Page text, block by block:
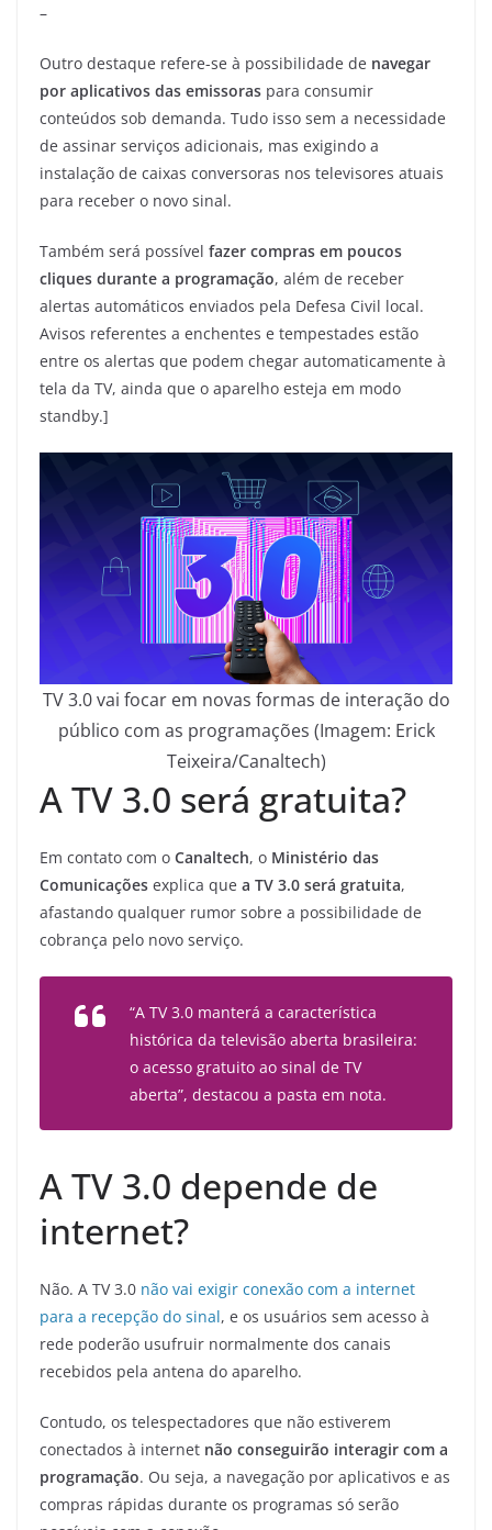
–
Outro destaque refere-se à possibilidade de navegar
por aplicativos das emissoras para consumir
conteúdos sob demanda. Tudo isso sem a necessidade
de assinar serviços adicionais, mas exigindo a
instalação de caixas conversoras nos televisores atuais
para receber o novo sinal.
Também será possível fazer compras em poucos
cliques durante a programação, além de receber
alertas automáticos enviados pela Defesa Civil local.
Avisos referentes a enchentes e tempestades estão
entre os alertas que podem chegar automaticamente à
tela da TV, ainda que o aparelho esteja em modo
standby.]
TV 3.0 vai focar em novas formas de interação do
público com as programações (Imagem: Erick
Teixeira/Canaltech)
A TV 3.0 será gratuita?
Em contato com o Canaltech, o Ministério das
Comunicações explica que a TV 3.0 será gratuita,
afastando qualquer rumor sobre a possibilidade de
cobrança pelo novo serviço.
“A TV 3.0 manterá a característica
histórica da televisão aberta brasileira:
o acesso gratuito ao sinal de TV
aberta”, destacou a pasta em nota.
A TV 3.0 depende de
internet?
Não. A TV 3.0 não vai exigir conexão com a internet
para a recepção do sinal, e os usuários sem acesso à
rede poderão usufruir normalmente dos canais
recebidos pela antena do aparelho.
Contudo, os telespectadores que não estiverem
conectados à internet não conseguirão interagir com a
programação. Ou seja, a navegação por aplicativos e as
compras rápidas durante os programas só serão